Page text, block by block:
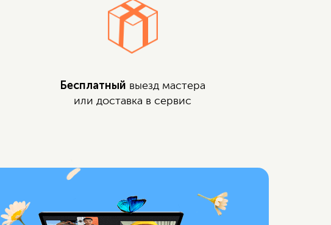
Бесплатный выезд мастера
или доставка в сервис